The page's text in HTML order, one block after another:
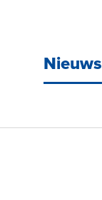
Nieuws